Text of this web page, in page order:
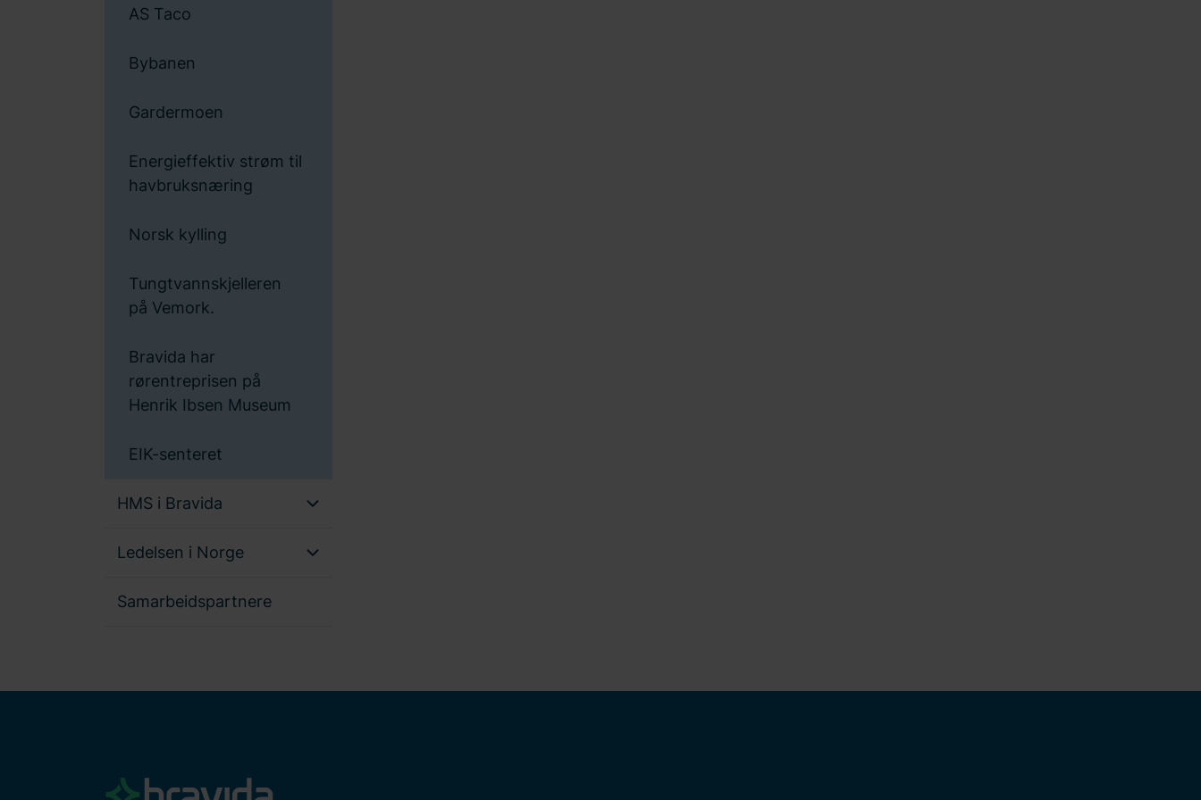
AS Taco
Bybanen
Gardermoen
Energieffektiv strøm til
havbruksnæring
Norsk kylling
Tungtvannskjelleren
på Vemork.
Bravida har
rørentreprisen på
Henrik Ibsen Museum
EIK-senteret
HMS i Bravida
Ledelsen i Norge
Samarbeidspartnere